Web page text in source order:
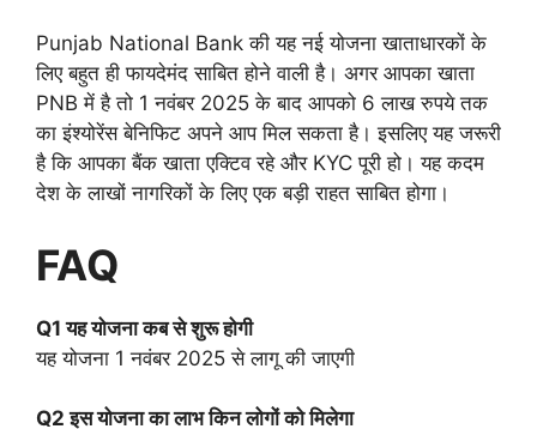
Punjab National Bank की यह नई योजना खाताधारकों के
लिए बहुत ही फायदेमंद साबित होने वाली है। अगर आपका खाता
PNB में है तो 1 नवंबर 2025 के बाद आपको 6 लाख रुपये तक
का इंश्योरेंस बेनिफिट अपने आप मिल सकता है। इसलिए यह जरूरी
है कि आपका बैंक खाता एक्टिव रहे और KYC पूरी हो। यह कदम
देश के लाखों नागरिकों के लिए एक बड़ी राहत साबित होगा।
FAQ
Q1 यह योजना कब से शुरू होगी
यह योजना 1 नवंबर 2025 से लागू की जाएगी
Q2 इस योजना का लाभ किन लोगों को मिलेगा